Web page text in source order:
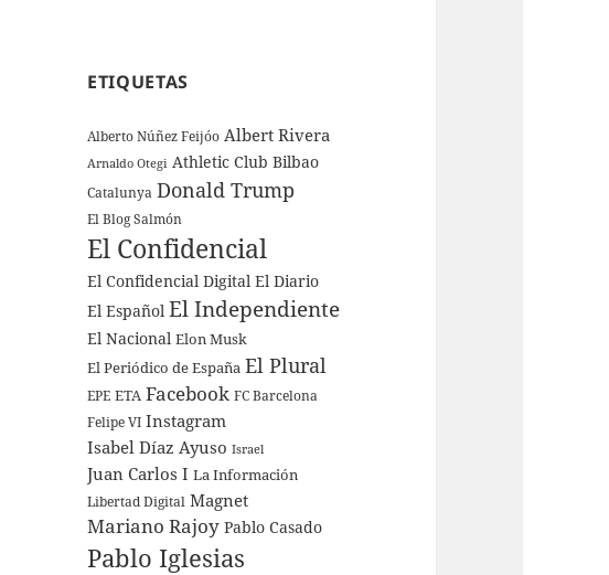
ETIQUETAS
Alberto Núñez Feijóo Albert Rivera
Arnaldo Otegi Athletic Club Bilbao
Catalunya Donald Trump
El Blog Salmón
El Confidencial
El Confidencial Digital El Diario
El Español El Independiente
El Nacional Elon Musk
El Periódico de España El Plural
EPE ETA Facebook FC Barcelona
Felipe VI Instagram
Isabel Díaz Ayuso Israel
Juan Carlos I La Información
Libertad Digital Magnet
Mariano Rajoy Pablo Casado
Pablo Iglesias